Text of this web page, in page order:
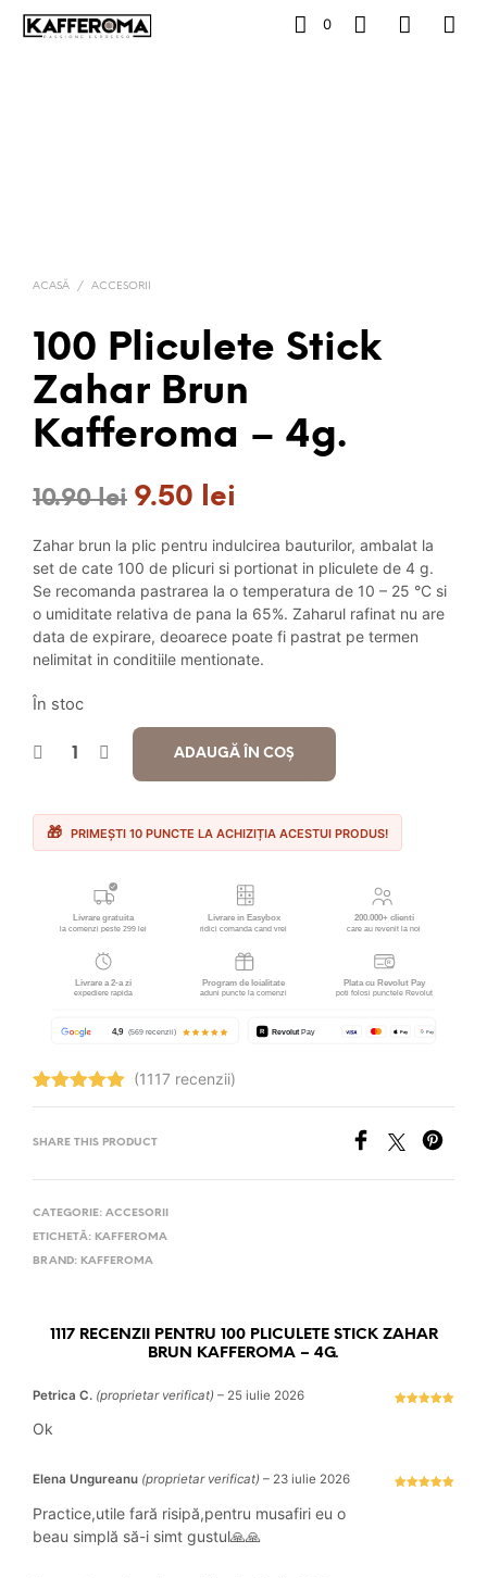
0
ACASĂ / ACCESORII
100 Pliculete Stick
Zahar Brun
Kafferoma – 4g.
10.90lei Prețul
inițial
a
fost:
10.90 lei.
9.50 lei
curent
este:
9.50 lei.
Zahar brun la plic pentru indulcirea bauturilor, ambalat la
set de cate 100 de plicuri si portionat in pliculete de 4 g.
Se recomanda pastrarea la o temperatura de 10 – 25 °C si
o umiditate relativa de pana la 65%. Zaharul rafinat nu are
data de expirare, deoarece poate fi pastrat pe termen
nelimitat in conditiile mentionate.
În stoc
ADAUGĂ ÎN COȘ
PRIMEȘTI 10 PUNCTE LA ACHIZIȚIA ACESTUI PRODUS!
Evaluat la
din 5
(1117 recenzii)
SHARE THIS PRODUCT
CATEGORIE: ACCESORII
ETICHETĂ: KAFFEROMA
BRAND: KAFFEROMA
1117 RECENZII PENTRU 100 PLICULETE STICK ZAHAR
BRUN KAFFEROMA – 4G.
Petrica C. (proprietar verificat) – 25 iulie 2026
Ok
Elena Ungureanu (proprietar verificat) – 23 iulie 2026
Practice,utile fară risipă,pentru musafiri eu o
beau simplă să-i simt gustul🙏🙏